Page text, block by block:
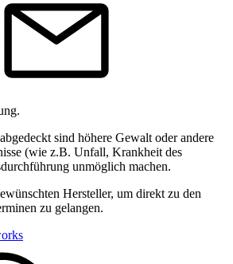
sind höhere Gewalt oder andere
(wie z.B. Unfall, Krankheit des
unmöglich machen.
Hersteller, um direkt zu den
zu gelangen.